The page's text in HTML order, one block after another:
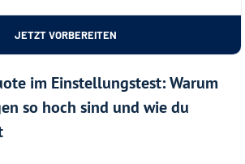
JETZT VORBEREITEN
im Einstellungstest: Warum
so hoch sind und wie du